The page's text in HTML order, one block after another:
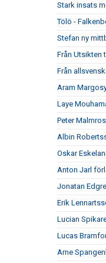
Stark insats
Tölö -
Stefan ny
Från Utsikten
Från
Aram
Laye
Peter
Albin
Oskar
Anton Jarl
Jonatan
Erik
Lucian
Lucas
Arne